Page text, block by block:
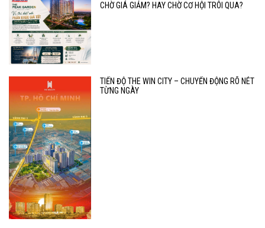
CHỜ GIÁ GIẢM? HAY CHỜ CƠ HỘI TRÔI QUA?
TIẾN ĐỘ THE WIN CITY – CHUYỂN ĐỘNG RÕ NÉT
TỪNG NGÀY